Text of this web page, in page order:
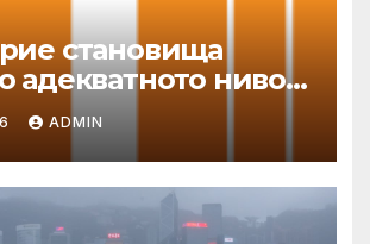
становища
адекватното ниво
ADMIN